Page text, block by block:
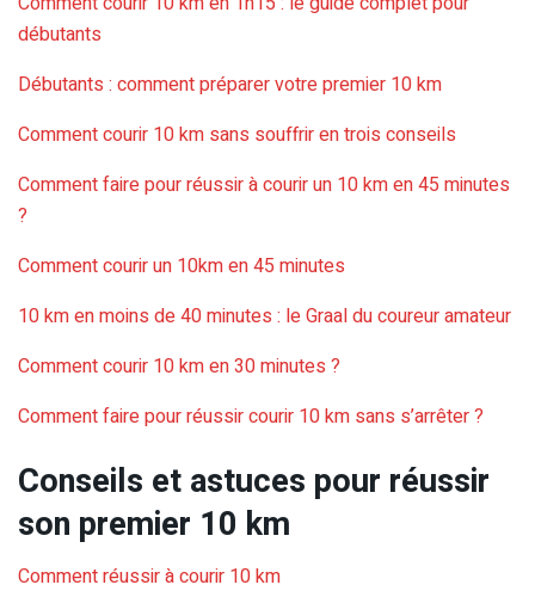
débutants
Débutants : comment préparer votre premier 10 km
Comment courir 10 km sans souffrir en trois conseils
Comment faire pour réussir à courir un 10 km en 45 minutes
?
Comment courir un 10km en 45 minutes
10 km en moins de 40 minutes : le Graal du coureur amateur
Comment courir 10 km en 30 minutes ?
Comment faire pour réussir courir 10 km sans s’arrêter ?
Conseils et astuces pour réussir
son premier 10 km
Comment réussir à courir 10 km